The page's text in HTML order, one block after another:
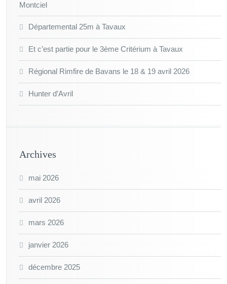
Montciel
Départemental 25m à Tavaux
Et c’est partie pour le 3ème Critérium à Tavaux
Régional Rimfire de Bavans le 18 & 19 avril 2026
Hunter d’Avril
Archives
mai 2026
avril 2026
mars 2026
janvier 2026
décembre 2025